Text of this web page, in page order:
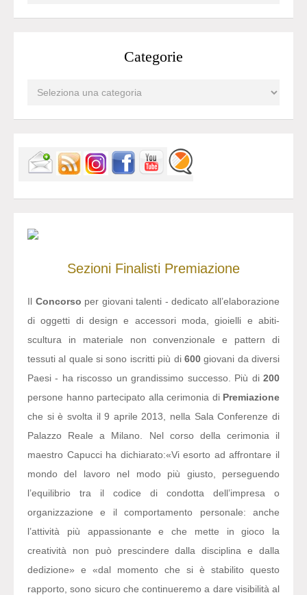
Categorie
Sezioni Finalisti Premiazione
Il Concorso per giovani talenti - dedicato all’elaborazione
di oggetti di design e accessori moda, gioielli e abiti-
scultura in materiale non convenzionale e pattern di
tessuti al quale si sono iscritti più di 600giovani da diversi
Paesi - ha riscosso un grandissimo successo. Più di 200
persone hanno partecipato alla cerimonia di Premiazione
che si è svolta il 9 aprile 2013, nella Sala Conferenze di
Palazzo Reale a Milano. Nel corso della cerimonia il
maestro Capucci ha dichiarato:«Vi esorto ad affrontare il
mondo del lavoro nel modo più giusto, perseguendo
l’equilibrio tra il codice di condotta dell’impresa o
organizzazione e il comportamento personale: anche
l’attività più appassionante e che mette in gioco la
creatività non può prescindere dalla disciplina e dalla
dedizione» e «dal momento che si è stabilito questo
rapporto, sono sicuro che continueremo a dare visibilità al